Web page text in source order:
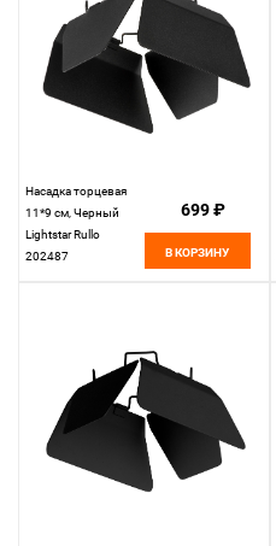
Насадка торцевая
11*9 см, Черный
Lightstar Rullo
202487
699 ₽
В КОРЗИНУ